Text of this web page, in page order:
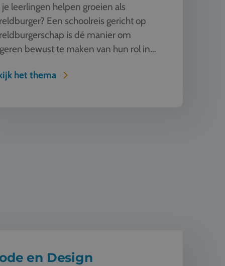
leerlingen helpen groeien als
Een schoolreis gericht op
is dé manier om
bewust te maken van hun rol in
het thema
en Design